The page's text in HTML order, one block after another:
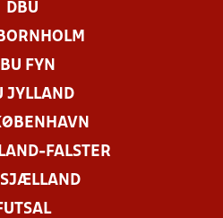
DBU
FYN
JYLLAND
FALSTER
SJÆLLAND